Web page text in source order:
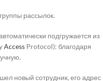
рассылок.
подгружается из
Access Protocol): благодаря
новый сотрудник, его адрес